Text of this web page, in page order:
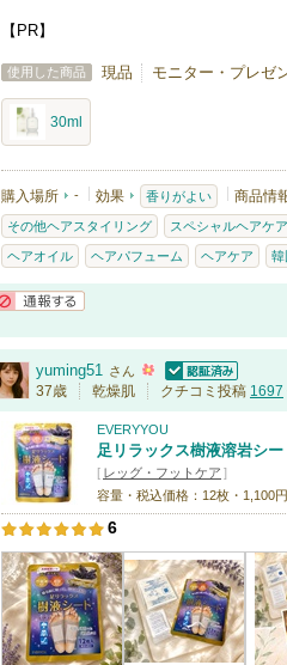
【PR】
使用した商品 現品 モニター・プレゼ
30ml
購入場所 - 効果 香りがよい 商品情
その他ヘアスタイリング スペシャルヘアケア
ヘアオイル ヘアパフューム ヘアケア 韓
yuming51
さん
認証済
37歳 乾燥肌 クチコミ投稿 1697
EVERYYOU
足リラックス樹液溶岩シ
[ レッグ・フットケア ]
容量・税込価格：12枚・1,100円
6